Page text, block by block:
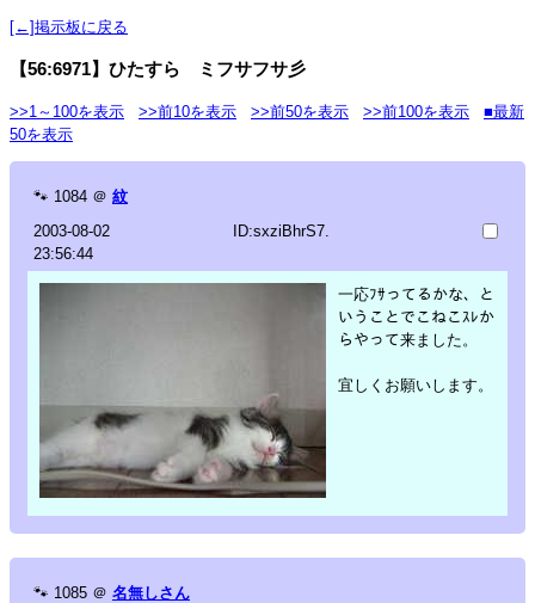
[←]掲示板に戻る
【56:6971】ひたすら ミフサフサ彡
>>1～100を表示 >>前10を表示 >>前50を表示 >>前100を表示
■最新
50を表示
🐾 1084 ＠ 紋
2003-08-02
23:56:44
ID:sxziBhrS7.
一応ﾌｻってるかな、と
いうことでこねこｽﾚか
らやって来ました。
宜しくお願いします。
🐾 1085 ＠ 名無しさん